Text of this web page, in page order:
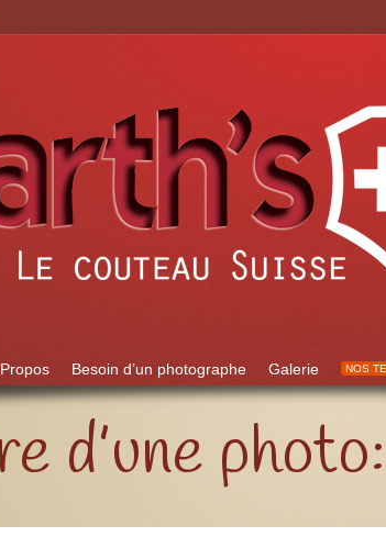
Besoin d’un photographe Galerie NOS
d’une